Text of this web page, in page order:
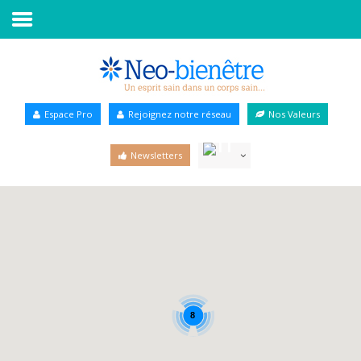
Annuaire Bien-être
Espace Pro Rejoignez notre réseau Nos Valeurs
Newsletters
8